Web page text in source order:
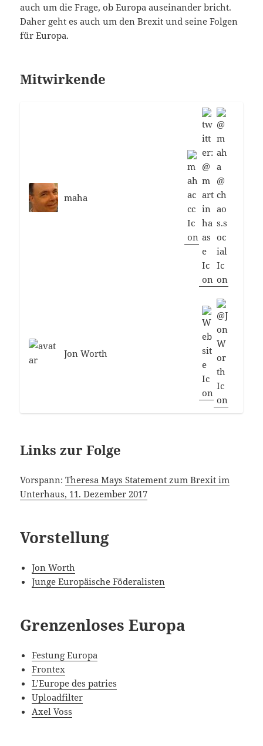
auch um die Frage, ob Europa auseinander bricht.
Daher geht es auch um den Brexit und seine Folgen
für Europa.
Mitwirkende
maha
Jon Worth
Links zur Folge
Vorspann:Theresa Mays Statement zum Brexit im
Unterhaus, 11. Dezember 2017
Vorstellung
Jon Worth
Junge Europäische Föderalisten
Grenzenloses Europa
Festung Europa
Frontex
L’Europe des patries
Uploadfilter
Axel Voss